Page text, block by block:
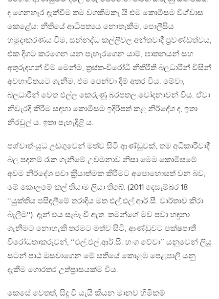
ද ගෙනහැර දැක්වීම තම වගකීමකැ යි එම කොමිසම විශ්වාස
කෙළේය: නීතියේ ආධිපත්‍යය නොතැකීම, පොලීසිය
හමුදාකරණය වීම, සන්නද්ධ කල්ලිවල අන්තවාදී ප‍්‍රචණ්ඩත්වය,
එක දිගට කරගෙන යන පැහැරගෙන යාම්, ඝාතනයන් සහ
අතුරුදහන් වීම් මෙන්ම, ත‍්‍රස්ත-විරෝධී නීතිරීති බලධාරීන් විසින්
අවභාවිතයට ගැනීම, එම පෙන්වා දීම් අතර විය. මේවා,
බලධාරීන් වෙත එල්ල කෙරුණු බරපතල චෝදනාවන් විය. ඒවා
නිවැරදි කිරීම සඳහා කොමිසම ඉදිරිපත් කළ නිර්දේශ ද, ඉතා
නිරවුල් ය. ඉතා පැහැදිළි ය.
පශ්චාත්-යුධ උඬගුවෙන් මත්ව සිටි ආණ්ඩුවක්, තම අධිකාරීවාදී
බල පදනම් රැක ගැනීමේ උවමනාව නිසා මෙම කොමිසමේ
අවම නිර්දේශ පවා ක‍්‍රියාත්මක කිරීමට අපොහොසත් වන බව,
මේ කොලමේ කල් තියාම ලියා තිබේ. (2011 දෙසැම්බර 18-
‘‘යුක්තිය පසිඳලීමේ තරාදිය මත එල්.එල්.ආර්.සී. වාර්තාව කිරා
බැලීම‘‘). දැන් එය සැබෑ වී ඇත. තමන්ගේ මව පවා හඳුනා
ගැනීමට නොහැකි තරමට මත්ව සිටි, ආණ්ඩුවට පක්ෂපාතී
විරෝධතාකරුවන්, ‘‘එල්.එල්.ආර්.සී. භංග වේවා’’ යනුවෙන් ලියූ
සටන් පාඨ ඔසවාගෙන මේ සතියේ කොළඹ පෙළපාලි යනු
දැකීම ගොරතර උත්ප‍්‍රාසයක්ම විය.
කෙසේ වෙතත්, සිදු වී යැයි කියන මානව හිමිකම්